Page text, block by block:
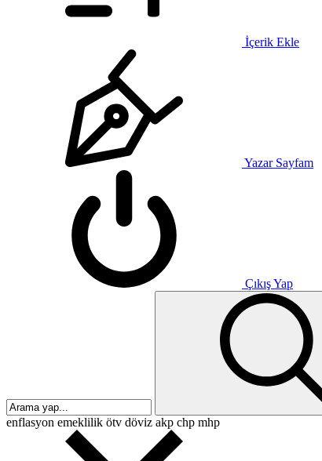
İçerik Ekle
Yazar Sayfam
Çıkış Yap
enflasyon emeklilik ötv döviz akp chp mhp